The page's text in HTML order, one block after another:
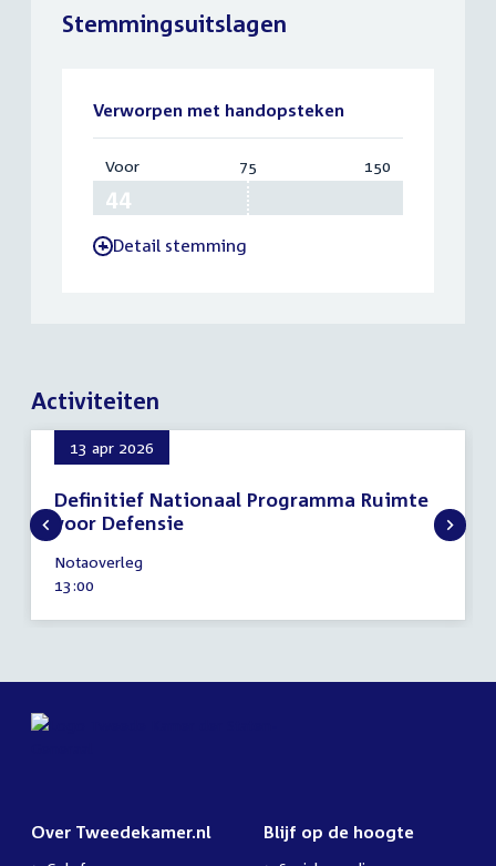
Stemmingsuitslagen
Verworpen met handopsteken
Voor:
75 150
-Detail stemming
Activiteiten
13 apr 2026
Definitief Nationaal Programma Ruimte
voor Defensie
april
2026
Notaoverleg
Tijd
13:00
Over Tweedekamer.nl Blijf op de hoogte